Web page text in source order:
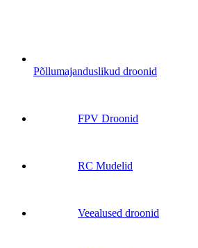
Põllumajanduslikud droonid
FPV Droonid
RC Mudelid
Veealused droonid